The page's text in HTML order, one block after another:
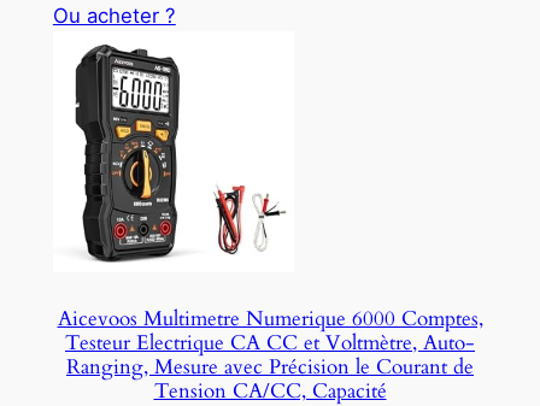
Ou acheter ?
Aicevoos Multimetre Numerique 6000 Comptes,
Testeur Electrique CA CC et Voltmètre, Auto-
Ranging, Mesure avec Précision le Courant de
Tension CA/CC, Capacité